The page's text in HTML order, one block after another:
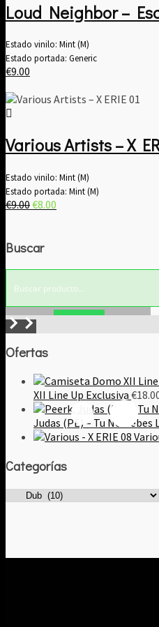
Loud Neighbor –
Estado vinilo: Mint (M)
Estado portada: Generic
€9.00
Various Artists ‎– X
Estado vinilo: Mint (M)
Estado portada: Mint (M)
€9.00El
era:
€8.00
Buscar
Ofertas
XII Line Up Exclusiva €
Judas (PE) – Tu No Debes
Categorías